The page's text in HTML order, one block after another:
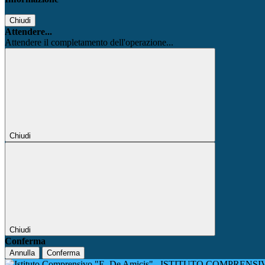
Chiudi
Attendere...
Attendere il completamento dell'operazione...
Chiudi
Chiudi
Conferma
Annulla Conferma